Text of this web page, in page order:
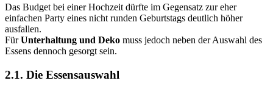
Das Budget bei einer Hochzeit dürfte im Gegensatz zur eher
einfachen Party eines nicht runden Geburtstags deutlich höher
ausfallen.
FürUnterhaltung und Deko muss jedoch neben der Auswahl des
Essens dennoch gesorgt sein.
2.1. Die Essensauswahl